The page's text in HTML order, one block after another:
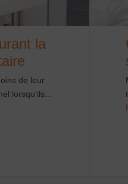
la
de leur
lorsqu'ils...